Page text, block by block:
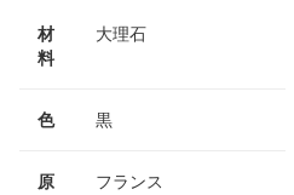
材
料
大理石
色 黒
原
フランス